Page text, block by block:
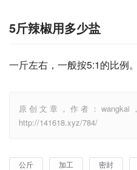
5斤辣椒用多少盐
一斤左右，一般按5:1的比例
原创文章，作者：
http://141618.xyz/784/
公斤 加工 密封